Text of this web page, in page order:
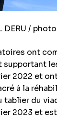
DERU /
ont
2022 et
à la
tablier du
2023 et